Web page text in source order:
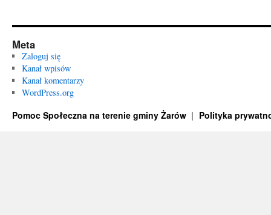
Meta
Zaloguj się
Kanał wpisów
Kanał komentarzy
WordPress.org
Pomoc Społeczna na terenie gminy Żarów Polityka